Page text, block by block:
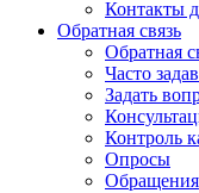
Контакты
Обратная связь
Обратная
Часто
Задать
Контроль
Опросы
Обращения